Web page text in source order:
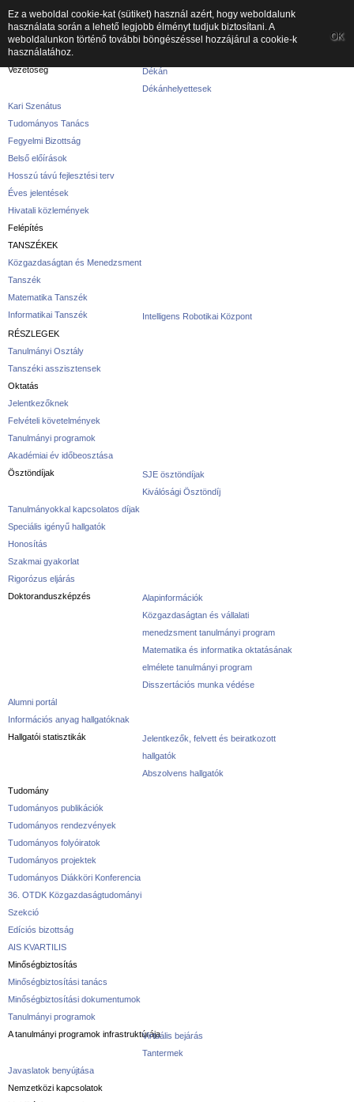
A kar
A karról
Vezetőség
Dékán
Dékánhelyettesek
Kari Szenátus
Tudományos Tanács
Fegyelmi Bizottság
Belső előírások
Hosszú távú fejlesztési terv
Éves jelentések
Hivatali közlemények
Felépítés
TANSZÉKEK
Közgazdaságtan és Menedzsment
Tanszék
Matematika Tanszék
Informatikai Tanszék
Intelligens Robotikai Központ
RÉSZLEGEK
Tanulmányi Osztály
Tanszéki asszisztensek
Oktatás
Jelentkezőknek
Felvételi követelmények
Tanulmányi programok
Akadémiai év időbeosztása
Ösztöndíjak
SJE ösztöndíjak
Kiválósági Ösztöndíj
Tanulmányokkal kapcsolatos díjak
Speciális igényű hallgatók
Honosítás
Szakmai gyakorlat
Rigorózus eljárás
Doktoranduszképzés
Alapinformációk
Közgazdaságtan és vállalati
menedzsment tanulmányi program
Matematika és informatika oktatásának
elmélete tanulmányi program
Disszertációs munka védése
Alumni portál
Információs anyag hallgatóknak
Hallgatói statisztikák
Jelentkezők, felvett és beiratkozott
hallgatók
Abszolvens hallgatók
Tudomány
Tudományos publikációk
Tudományos rendezvények
Tudományos folyóiratok
Tudományos projektek
Tudományos Diákköri Konferencia
36. OTDK Közgazdaságtudományi
Szekció
Edíciós bizottság
AIS KVARTILIS
Minőségbiztosítás
Minőségbiztosítási tanács
Minőségbiztosítási dokumentumok
Tanulmányi programok
A tanulmányi programok infrastruktúrájaVirtuális bejárás
Tantermek
Javaslatok benyújtása
Nemzetközi kapcsolatok
Ez a weboldal cookie-kat (sütiket) használ azért, hogy weboldalunk
használata során a lehető legjobb élményt tudjuk biztosítani. A
weboldalunkon történő további böngészéssel hozzájárul a cookie-k
használatához.
OK